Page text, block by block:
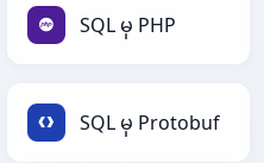
SQL မှ PHP
SQL မှ Protobuf